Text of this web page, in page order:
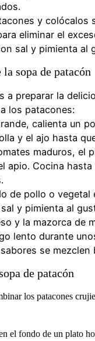
y colócalos
eliminar el
sal y pimienta al
sopa de patacón
a preparar la
los patacones:
calienta un
y el ajo hasta
maduros, el
apio. Cocina
de pollo o vegetal
y pimienta al
y la mazorca de
lento durante
se mezclen
de patacón
los patacones
el fondo de un plato